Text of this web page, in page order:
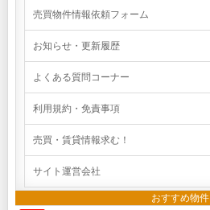
売買物件情報依頼フォーム
お知らせ・更新履歴
よくある質問コーナー
利用規約・免責事項
売買・賃貸情報求む！
サイト運営会社
おすすめ物件